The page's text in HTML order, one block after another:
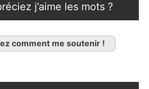
j’aime les mots ?
comment me soutenir !